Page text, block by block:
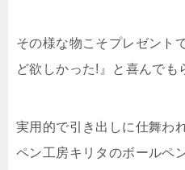
その様な物こそプレゼント
ど欲しかった!』と喜んでも
実用的で引き出しに仕舞わ
ペン工房キリタのボールペ